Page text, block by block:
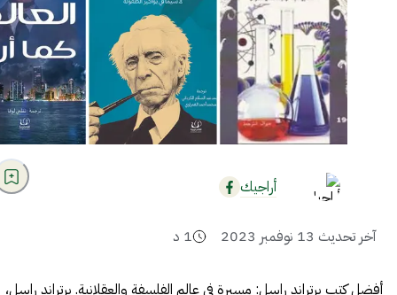
أراجيك
آخر تحديث 13 نوفمبر 2023 1 د
أفضل كتب برتراند راسل: مسيرة في عالم الفلسفة والعقلانية. برتراند راسل،